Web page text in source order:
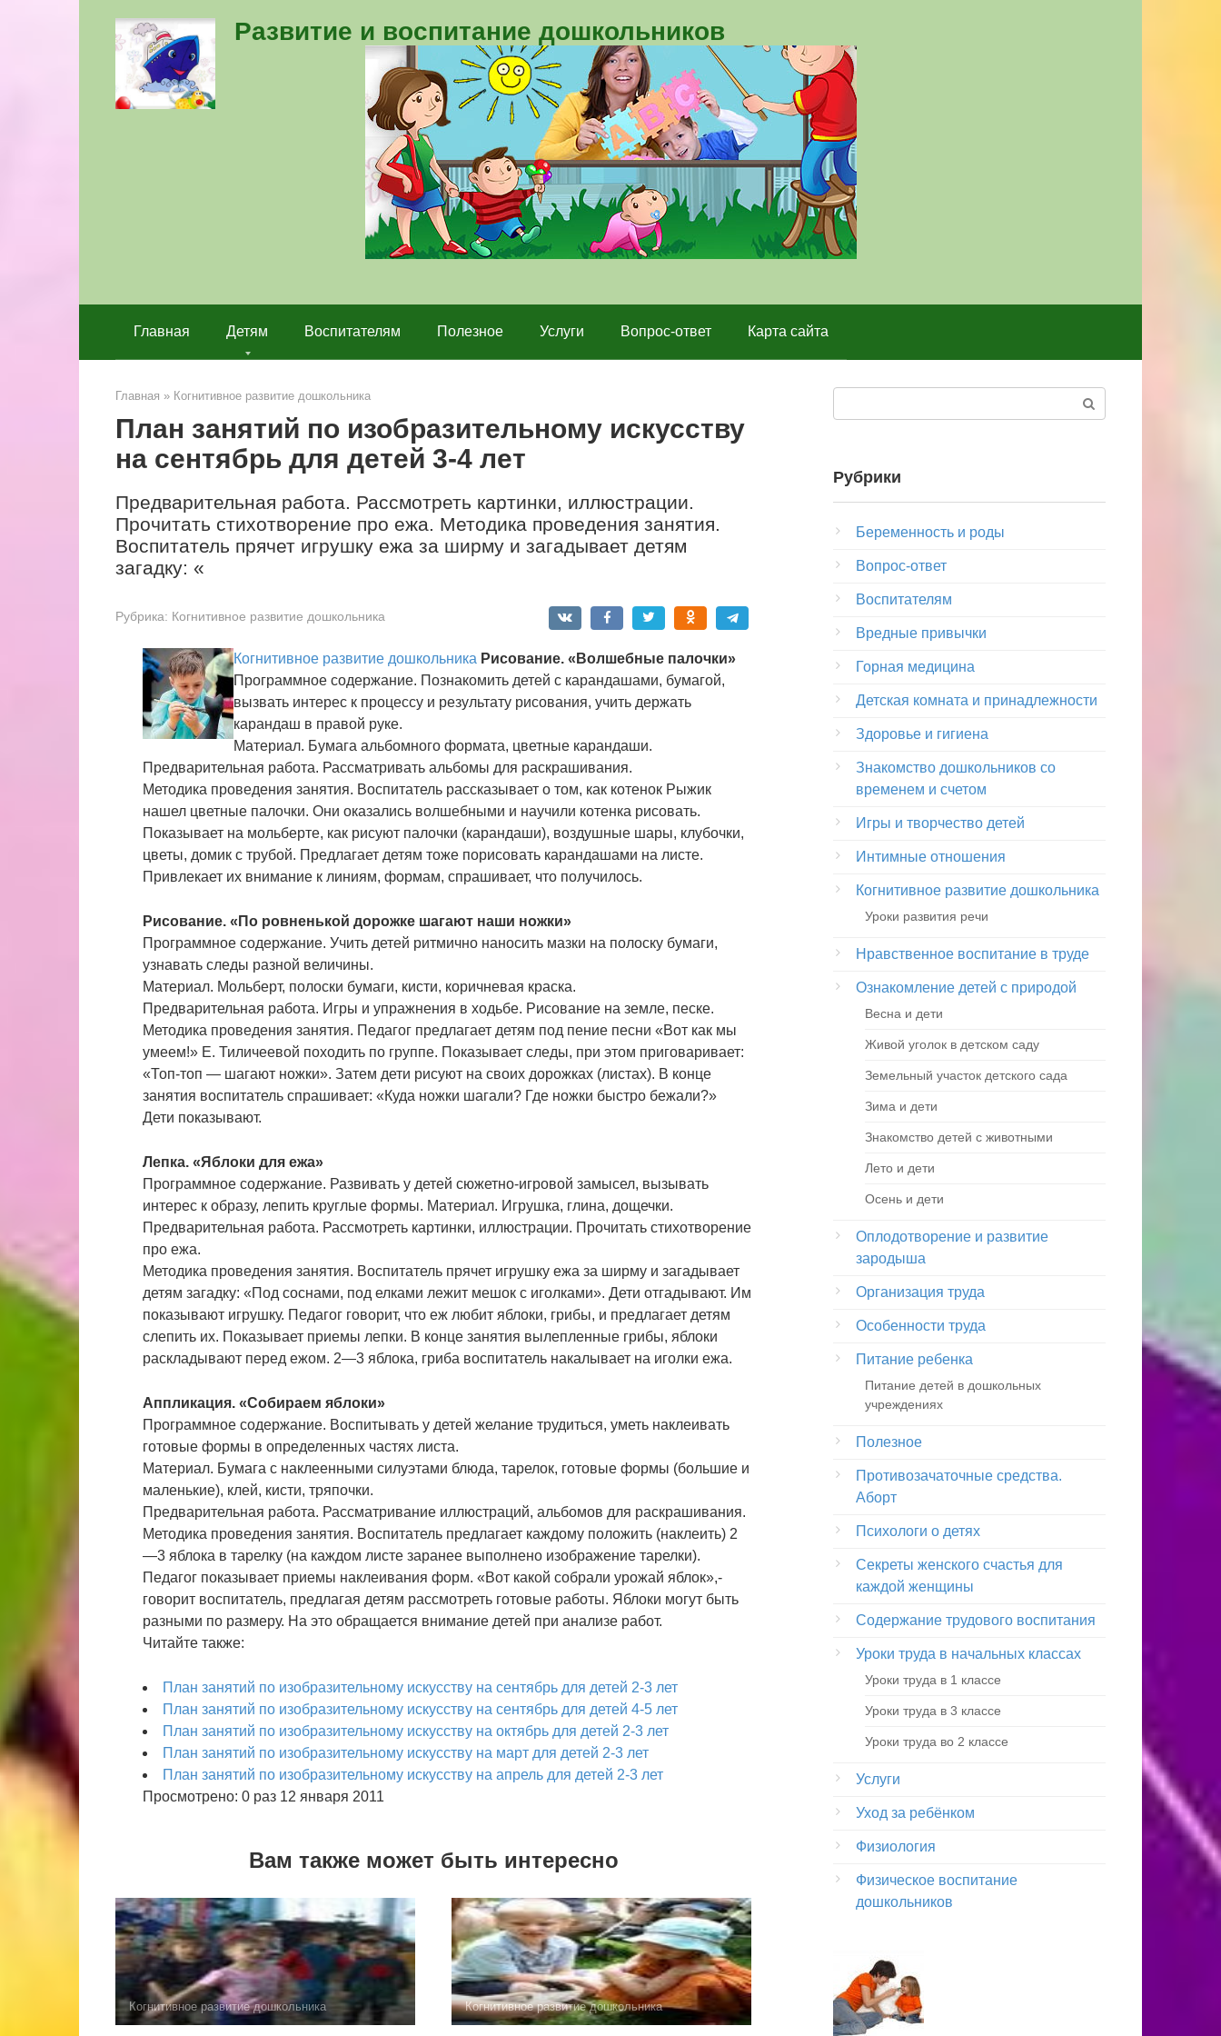
Развитие и воспитание дошкольников
Главная Детям Воспитателям Полезное Услуги Вопрос-ответ Карта сайта
Главная » Когнитивное развитие дошкольника
План занятий по изобразительному искусству
на сентябрь для детей 3-4 лет
Предварительная работа. Рассмотреть картинки, иллюстрации.
Прочитать стихотворение про ежа. Методика проведения занятия.
Воспитатель прячет игрушку ежа за ширму и загадывает детям
загадку: «
Рубрика: Когнитивное развитие дошкольника
Когнитивное развитие дошкольника Рисование. «Волшебные палочки»
Программное содержание. Познакомить детей с карандашами, бумагой,
вызвать интерес к процессу и результату рисования, учить держать
карандаш в правой руке.
Материал. Бумага альбомного формата, цветные карандаши.
Предварительная работа. Рассматривать альбомы для раскрашивания.
Методика проведения занятия. Воспитатель рассказывает о том, как котенок Рыжик
нашел цветные палочки. Они оказались волшебными и научили котенка рисовать.
Показывает на мольберте, как рисуют палочки (карандаши), воздушные шары, клубочки,
цветы, домик с трубой. Предлагает детям тоже порисовать карандашами на листе.
Привлекает их внимание к линиям, формам, спрашивает, что получилось.
Рисование. «По ровненькой дорожке шагают наши ножки»
Программное содержание. Учить детей ритмично наносить мазки на полоску бумаги,
узнавать следы разной величины.
Материал. Мольберт, полоски бумаги, кисти, коричневая краска.
Предварительная работа. Игры и упражнения в ходьбе. Рисование на земле, песке.
Методика проведения занятия. Педагог предлагает детям под пение песни «Вот как мы
умеем!» Е. Тиличеевой походить по группе. Показывает следы, при этом приговаривает:
«Топ-топ — шагают ножки». Затем дети рисуют на своих дорожках (листах). В конце
занятия воспитатель спрашивает: «Куда ножки шагали? Где ножки быстро бежали?»
Дети показывают.
Лепка. «Яблоки для ежа»
Программное содержание. Развивать у детей сюжетно-игровой замысел, вызывать
интерес к образу, лепить круглые формы. Материал. Игрушка, глина, дощечки.
Предварительная работа. Рассмотреть картинки, иллюстрации. Прочитать стихотворение
про ежа.
Методика проведения занятия. Воспитатель прячет игрушку ежа за ширму и загадывает
детям загадку: «Под соснами, под елками лежит мешок с иголками». Дети отгадывают. Им
показывают игрушку. Педагог говорит, что еж любит яблоки, грибы, и предлагает детям
слепить их. Показывает приемы лепки. В конце занятия вылепленные грибы, яблоки
раскладывают перед ежом. 2—3 яблока, гриба воспитатель накалывает на иголки ежа.
Аппликация. «Собираем яблоки»
Программное содержание. Воспитывать у детей желание трудиться, уметь наклеивать
готовые формы в определенных частях листа.
Материал. Бумага с наклеенными силуэтами блюда, тарелок, готовые формы (большие и
маленькие), клей, кисти, тряпочки.
Предварительная работа. Рассматривание иллюстраций, альбомов для раскрашивания.
Методика проведения занятия. Воспитатель предлагает каждому положить (наклеить) 2
—3 яблока в тарелку (на каждом листе заранее выполнено изображение тарелки).
Педагог показывает приемы наклеивания форм. «Вот какой собрали урожай яблок»,-
говорит воспитатель, предлагая детям рассмотреть готовые работы. Яблоки могут быть
разными по размеру. На это обращается внимание детей при анализе работ.
Читайте также:
План занятий по изобразительному искусству на сентябрь для детей 2-3 лет
План занятий по изобразительному искусству на сентябрь для детей 4-5 лет
План занятий по изобразительному искусству на октябрь для детей 2-3 лет
План занятий по изобразительному искусству на март для детей 2-3 лет
План занятий по изобразительному искусству на апрель для детей 2-3 лет
Просмотрено: 0 раз 12 января 2011
Вам также может быть интересно
Когнитивное развитие дошкольника Когнитивное развитие дошкольника
Рубрики
Беременность и роды
Вопрос-ответ
Воспитателям
Вредные привычки
Горная медицина
Детская комната и принадлежности
Здоровье и гигиена
Знакомство дошкольников со
временем и счетом
Игры и творчество детей
Интимные отношения
Когнитивное развитие дошкольника
Уроки развития речи
Нравственное воспитание в труде
Ознакомление детей с природой
Весна и дети
Живой уголок в детском саду
Земельный участок детского сада
Зима и дети
Знакомство детей с животными
Лето и дети
Осень и дети
Оплодотворение и развитие
зародыша
Организация труда
Особенности труда
Питание ребенка
Питание детей в дошкольных
учреждениях
Полезное
Противозачаточные средства.
Аборт
Психологи о детях
Секреты женского счастья для
каждой женщины
Содержание трудового воспитания
Уроки труда в начальных классах
Уроки труда в 1 классе
Уроки труда в 3 классе
Уроки труда во 2 классе
Услуги
Уход за ребёнком
Физиология
Физическое воспитание
дошкольников